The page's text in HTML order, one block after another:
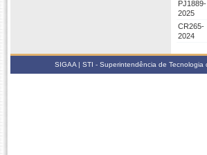
PJ1889-
2025
CR265-
2024
SIGAA | STI - Superintendência de